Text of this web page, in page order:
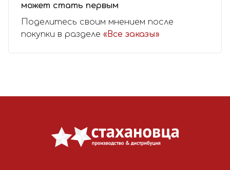
может стать первым
Поделитесь своим мнением после
покупки в разделе «Все заказы»